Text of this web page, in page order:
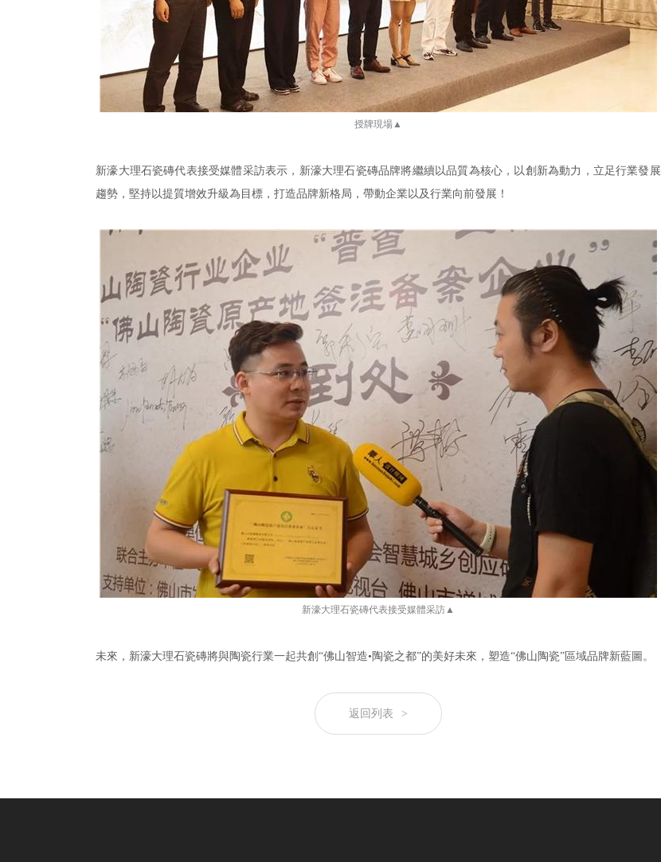
授牌現場▲
新濠大理石瓷磚代表接受媒體采訪表示，新濠大理石瓷磚品牌將繼續以品質為核心，以創新為動力，立足行業發展
趨勢，堅持以提質增效升級為目標，打造品牌新格局，帶動企業以及行業向前發展！
新濠大理石瓷磚代表接受媒體采訪▲
未來，新濠大理石瓷磚將與陶瓷行業一起共創“佛山智造•陶瓷之都”的美好未來，塑造“佛山陶瓷”區域品牌新藍圖。
返回列表 >